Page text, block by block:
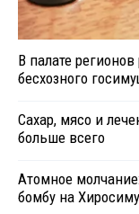
В палате
бесхозного
Сахар, мясо и
больше всего
Атомное
бомбу на